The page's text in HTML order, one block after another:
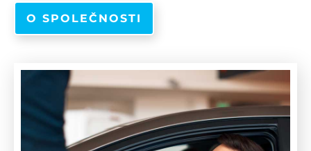
O SPOLEČNOSTI